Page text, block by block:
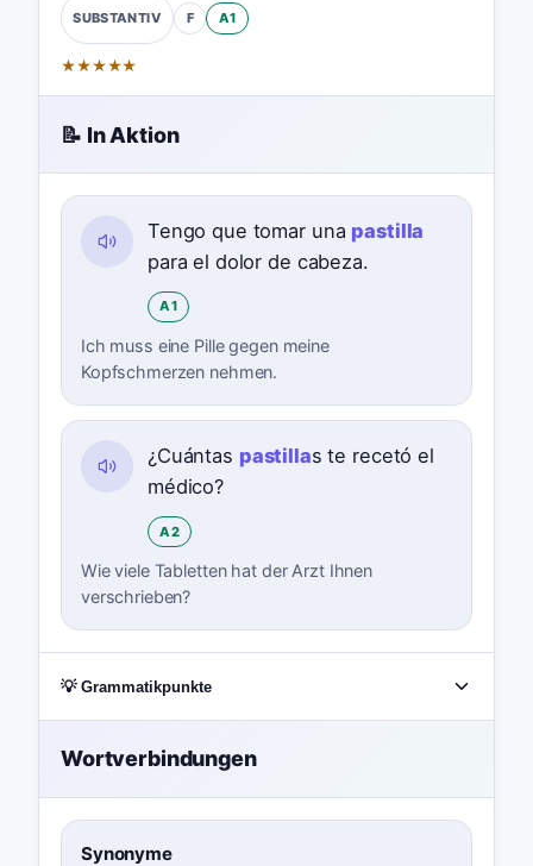
SUBSTANTIV F A1
★★★★★
📝 In Aktion
Tengo que tomar una pastilla
para el dolor de cabeza.
A1
Ich muss eine Pille gegen meine
Kopfschmerzen nehmen.
¿Cuántas pastillas te recetó el
médico?
A2
Wie viele Tabletten hat der Arzt Ihnen
verschrieben?
💡 Grammatikpunkte
Wortverbindungen
Synonyme